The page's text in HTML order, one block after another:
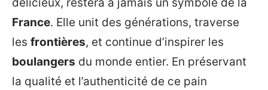
délicieux, restera à jamais un symbole de la
France. Elle unit des générations, traverse
les frontières, et continue d’inspirer les
boulangers du monde entier. En préservant
la qualité et l’authenticité de ce pain